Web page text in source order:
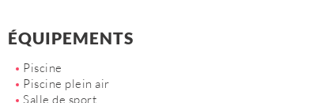
ÉQUIPEMENTS
Piscine
Piscine plein air
Salle de sport